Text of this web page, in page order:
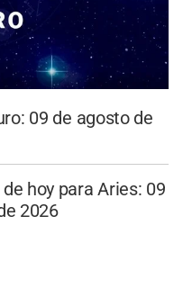
09 de agosto de
hoy para Aries: 09
2026